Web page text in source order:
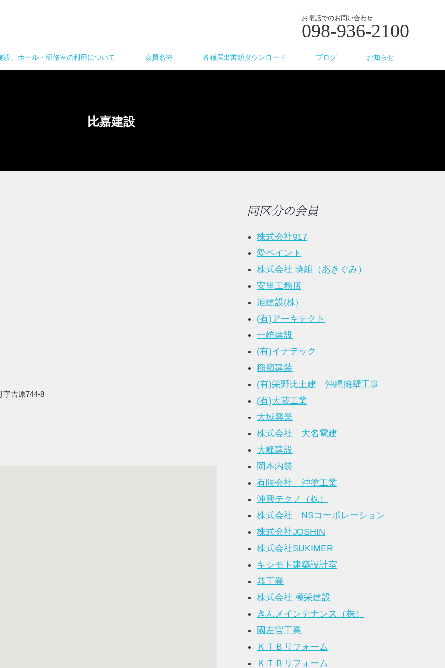
お電話でのお問い合わせ
098-936-2100
設、ホール・研修室の利用について 会員名簿 各種届出書類ダウンロード ブログ お知らせ
比嘉建設
字吉原744-8
同区分の会員
株式会社917
愛ペイント
株式会社 暁組（あきぐみ）
安里工務店
旭建設(株)
(有)アーキテクト
一統建設
(有)イナテック
稲嶺建装
(有)栄野比土建 沖縄擁壁工事
(有)大蔵工業
大城興業
株式会社 大名電建
大峰建設
岡本内装
有限会社 沖塗工業
沖興テクノ（株）
株式会社 NSコーポレーション
株式会社JOSHIN
株式会社SUKIMER
キシモト建築設計室
恭工業
株式会社 極栄建設
きんメインテナンス（株）
國左官工業
ＫＴＢリフォーム
ＫＴＢリフォーム